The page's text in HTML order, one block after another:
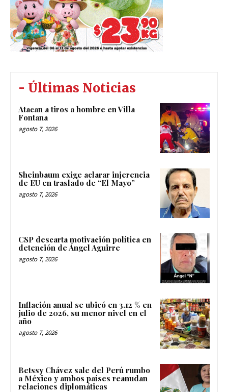
- Últimas Noticias
Atacan a tiros a hombre en Villa
Fontana
agosto 7, 2026
Sheinbaum exige aclarar injerencia
de EU en traslado de “El Mayo”
agosto 7, 2026
CSP descarta motivación política en
detención de Ángel Aguirre
agosto 7, 2026
Inflación anual se ubicó en 3.12 % en
julio de 2026, su menor nivel en el
año
agosto 7, 2026
Betssy Chávez sale del Perú rumbo
a México y ambos países reanudan
relaciones diplomáticas